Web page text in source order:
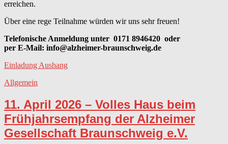
erreichen.
Über eine rege Teilnahme würden wir uns sehr freuen!
Telefonische Anmeldung unter 0171 8946420 oder
per E-Mail: info@alzheimer-braunschweig.de
Einladung Aushang
Allgemein
11. April 2026 – Volles Haus beim
Frühjahrsempfang der Alzheimer
Gesellschaft Braunschweig e.V.